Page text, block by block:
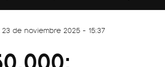
23 de noviembre 2025 - 15:37